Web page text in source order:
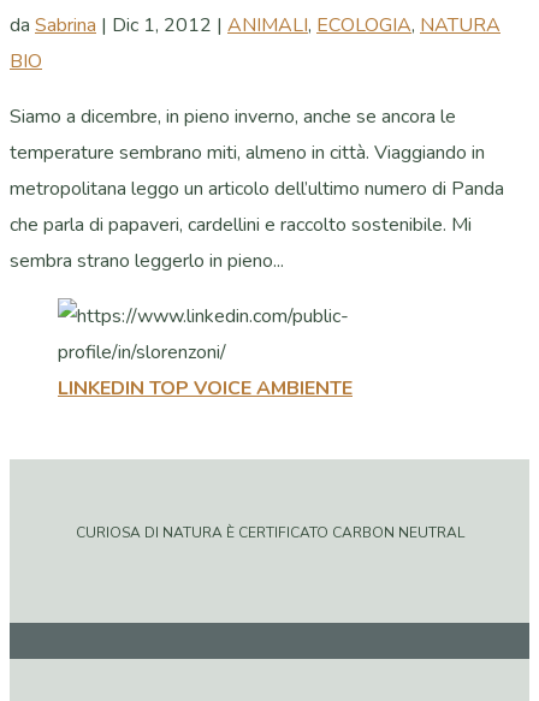
da Sabrina | Dic 1, 2012 | ANIMALI, ECOLOGIA, NATURA
BIO
Siamo a dicembre, in pieno inverno, anche se ancora le
temperature sembrano miti, almeno in città. Viaggiando in
metropolitana leggo un articolo dell’ultimo numero di Panda
che parla di papaveri, cardellini e raccolto sostenibile. Mi
sembra strano leggerlo in pieno...
LINKEDIN TOP VOICE AMBIENTE
CURIOSA DI NATURA È CERTIFICATO CARBON NEUTRAL